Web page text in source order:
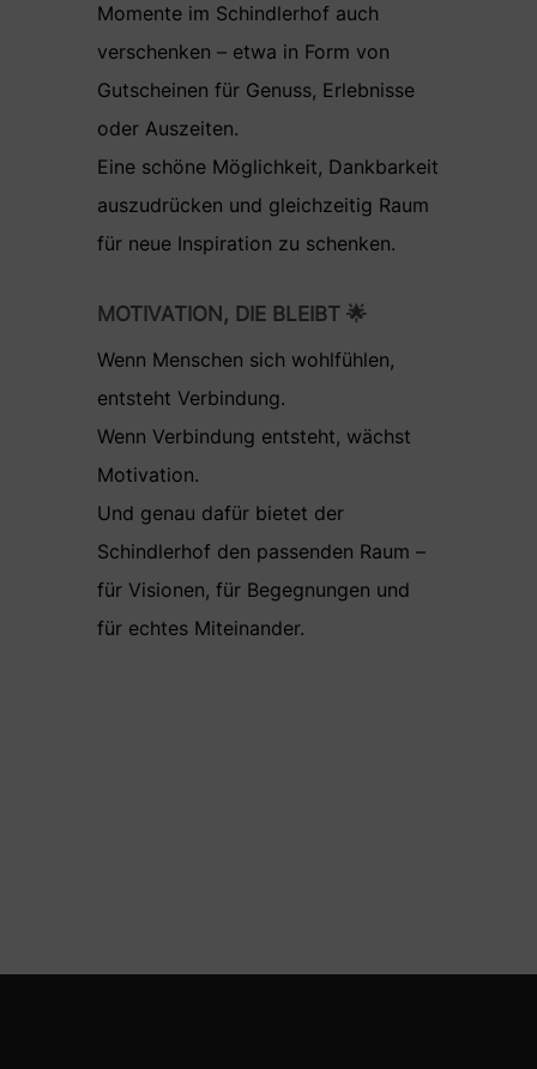
Momente im Schindlerhof auch
verschenken – etwa in Form von
Gutscheinen für Genuss, Erlebnisse
oder Auszeiten.
Eine schöne Möglichkeit, Dankbarkeit
auszudrücken und gleichzeitig Raum
für neue Inspiration zu schenken.
MOTIVATION, DIE BLEIBT 🌟
Wenn Menschen sich wohlfühlen,
entsteht Verbindung.
Wenn Verbindung entsteht, wächst
Motivation.
Und genau dafür bietet der
Schindlerhof den passenden Raum –
für Visionen, für Begegnungen und
für echtes Miteinander.